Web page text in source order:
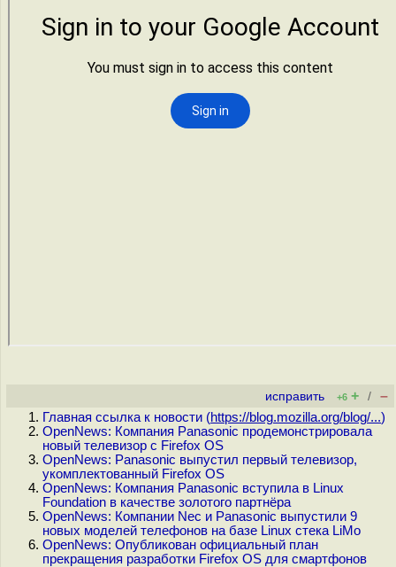
исправить +6 + / –
Главная ссылка к новости (https://blog.mozilla.org/blog/...)
OpenNews: Компания Panasonic продемонстрировала
новый телевизор с Firefox OS
OpenNews: Panasonic выпустил первый телевизор,
укомплектованный Firefox OS
OpenNews: Компания Panasonic вступила в Linux
Foundation в качестве золотого партнёра
OpenNews: Компании Nec и Panasonic выпустили 9
новых моделей телефонов на базе Linux стека LiMo
OpenNews: Опубликован официальный план
прекращения разработки Firefox OS для смартфонов